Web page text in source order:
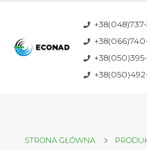
+38(048)737-
STRONA GŁÓWNA